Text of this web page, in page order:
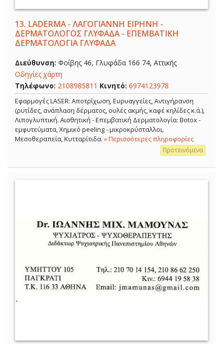
13. LADERMA - ΛΑΓΟΓΙΑΝΝΗ ΕΙΡΗΝΗ -
ΔΕΡΜΑΤΟΛΟΓΟΣ ΓΛΥΦΑΔΑ - ΕΠΕΜΒΑΤΙΚΗ
ΔΕΡΜΑΤΟΛΟΓΙΑ ΓΛΥΦΑΔΑ
Διεύθυνση: Φοίβης 46, Γλυφάδα 166 74, Αττικής
Οδηγίες χάρτη
Τηλέφωνο: 2108985811 Κινητό: 6974123978
Εφαρμογές LASER: Αποτρίχωση, Ευρυαγγείες, Αντιγήρανση
(ρυτίδες, ανάπλαση δέρματος, ουλές ακμής, καφέ κηλίδες κ.ά.),
Λιπογλυπτική. Αισθητική - Επεμβατική Δερματολογία: Botox -
εμφυτεύματα, Χημικό peeling - μικροκρύσταλλοι,
Μεσοθεραπεία, Κυτταρίτιδα. » Περισσότερες πληροφορίες
Προτεινόμενα